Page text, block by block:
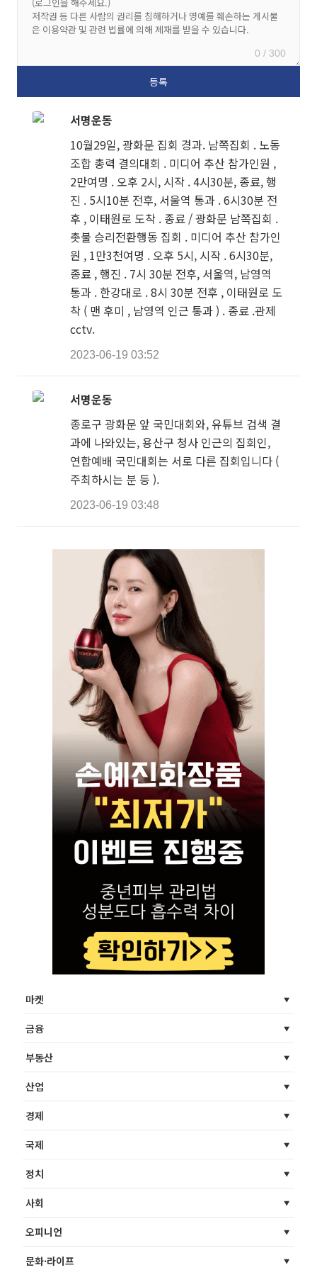
0 / 300
서명운동
10월29일, 광화문 집회 경과. 남쪽집회 . 노동
조합 총력 결의대회 . 미디어 추산 참가인원 ,
2만여명 . 오후 2시, 시작 . 4시30분, 종료, 행
진 . 5시10분 전후, 서울역 통과 . 6시30분 전
후 , 이태원로 도착 . 종료 / 광화문 남쪽집회 .
촛불 승리전환행동 집회 . 미디어 추산 참가인
원 , 1만3천여명 . 오후 5시, 시작 . 6시30분,
종료 , 행진 . 7시 30분 전후, 서울역, 남영역
통과 . 한강대로 . 8시 30분 전후 , 이태원로 도
착 ( 맨 후미 , 남영역 인근 통과 ) . 종료 .관제
cctv.
2023-06-19 03:52
서명운동
종로구 광화문 앞 국민대회와, 유튜브 검색 결
과에 나와있는, 용산구 청사 인근의 집회인,
연합예배 국민대회는 서로 다른 집회입니다 (
주최하시는 분 등 ).
2023-06-19 03:48
마켓
금융
부동산
산업
경제
국제
정치
사회
오피니언
문화·라이프